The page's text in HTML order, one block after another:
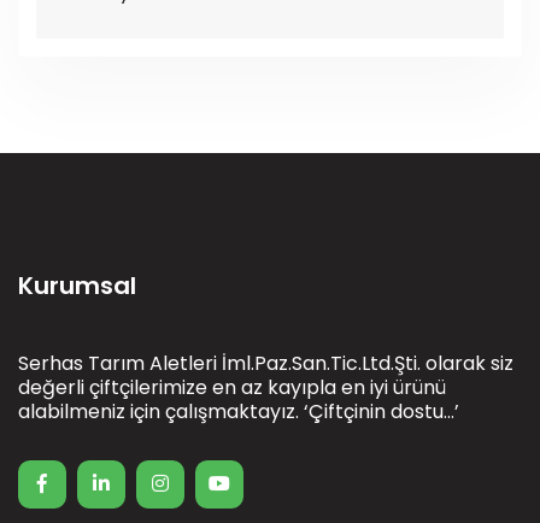
Kurumsal
Serhas Tarım Aletleri İml.Paz.San.Tic.Ltd.Şti. olarak siz
değerli çiftçilerimize en az kayıpla en iyi ürünü
alabilmeniz için çalışmaktayız. ‘Çiftçinin dostu…’